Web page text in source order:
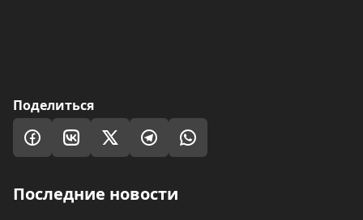
Поделиться
Последние новости